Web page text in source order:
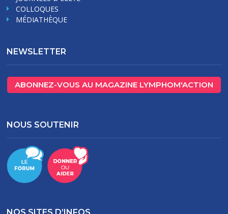
COLLOQUES
MÉDIATHÈQUE
NEWSLETTER
ABONNEZ-VOUS AU MAGAZINE LYMPHOM'ACTION
NOUS SOUTENIR
NOS SITES D’INFOS